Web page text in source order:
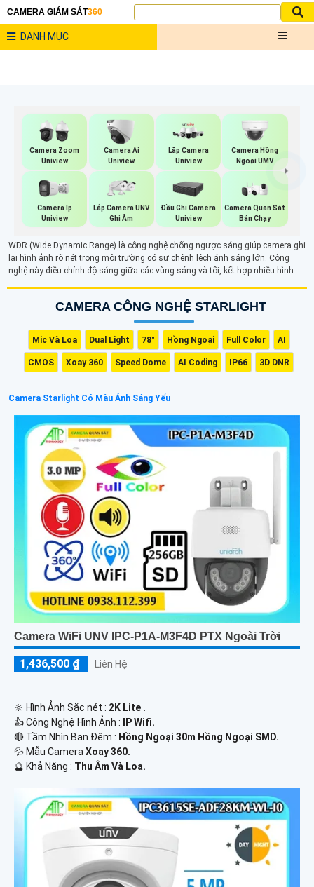
CAMERA GIÁM SÁT360
DANH MỤC
Camera Zoom
Uniview
Camera Ai
Uniview
Lắp Camera
Uniview
Camera Hồng
Ngoại UMV
Camera Ip
Uniview
Lắp Camera UNV
Ghi Âm
Đầu Ghi Camera
Uniview
Camera Quan Sát
Bán Chạy
WDR (Wide Dynamic Range) là công nghệ chống ngược sáng giúp camera ghi
lại hình ảnh rõ nét trong môi trường có sự chênh lệch ánh sáng lớn. Công
nghệ này điều chỉnh độ sáng giữa các vùng sáng và tối, kết hợp nhiều hình
tránh hiện tượng nhòe hình ảnh khi gặp ánh sáng mạnh.
CAMERA CÔNG NGHỆ STARLIGHT
Mic Và Loa Dual Light 78° Hồng Ngoại Full Color AI
CMOS Xoay 360 Speed Dome AI Coding IP66 3D DNR
Camera Starlight Có Màu Ánh Sáng Yếu
Camera WiFi UNV IPC-P1A-M3F4D PTX Ngoài Trời
1,436,500 ₫ Liên Hệ
🔆 Hình Ảnh Sắc nét : 2K Lite .
👍 Công Nghệ Hình Ảnh :
IP Wifi.
🔴 Tầm Nhìn Ban Đêm : Hồng Ngoại 30m Hồng Ngoại SMD.
💦 Mẫu Camera Xoay 360.
️🔮 Khả Năng : Thu Âm Và Loa.